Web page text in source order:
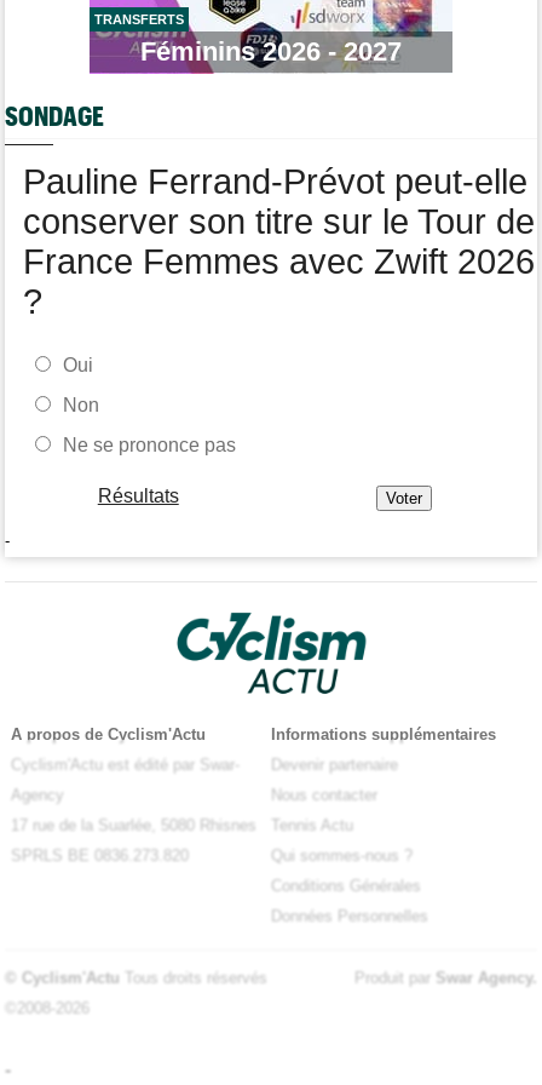
Tour de France Femmes
Demi Vollering : "J'aurais dû essayer plus tôt..."
Émilien Jacquelin va faire ses grands débuts en compétition le
TRANSFERTS
Féminins 2026 - 2027
SONDAGE
Pauline Ferrand-Prévot peut-elle
conserver son titre sur le Tour de
France Femmes avec Zwift 2026
?
Oui
Non
Ne se prononce pas
Résultats
-
A propos de Cyclism'Actu
Cyclism'Actu est édité par Swar-
Agency
17 rue de la Suarlée, 5080 Rhisnes
SPRLS BE 0836.273.820
Informations supplémentaires
Devenir partenaire
Nous contacter
Tennis Actu
Qui sommes-nous ?
Conditions Générales
Données Personnelles
© Cyclism'Actu Tous droits réservés
©2008-2026
Produit par Swar Agency.
-